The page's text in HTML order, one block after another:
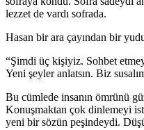
lezzet de vardı sofrada.
Hasan bir ara çayından bir
“Şimdi üç kişiyiz. Sohbet
Yeni şeyler anlatsın. Biz
Bu cümlede insanın ömrünü
Konuşmaktan çok dinlemeyi
yeni bir sözün peşindeydi.